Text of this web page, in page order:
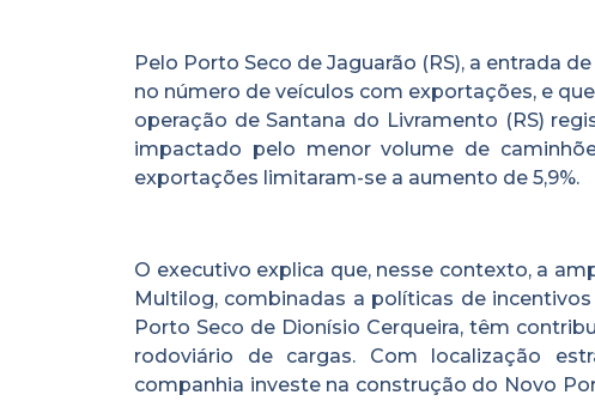
Pelo Porto Seco de Jaguarão (RS), a entrada
no número de veículos com exportações, e
operação de Santana do Livramento (RS)
impactado pelo menor volume de
exportações limitaram-se a aumento de 5,9%.
O executivo explica que, nesse contexto, a
Multilog, combinadas a políticas de
Porto Seco de Dionísio Cerqueira, têm
rodoviário de cargas. Com localização
companhia investe na construção do Novo